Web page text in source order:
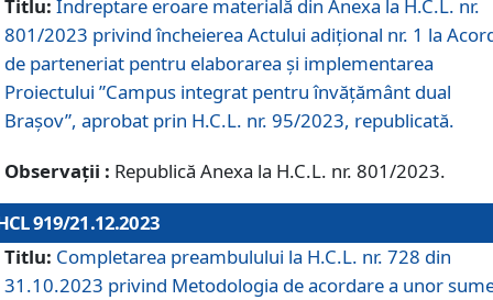
Titlu: Îndreptare eroare materială din Anexa la H.C.L. nr.
801/2023 privind încheierea Actului adițional nr. 1 la
de parteneriat pentru elaborarea și implementarea
Proiectului ”Campus integrat pentru învățământ dual
Brașov”, aprobat prin H.C.L. nr. 95/2023, republicată.
Observații : Republică Anexa la H.C.L. nr. 801/2023.
919/21.12.2023
Titlu: Completarea preambulului la H.C.L. nr. 728 din
31.10.2023 privind Metodologia de acordare a unor